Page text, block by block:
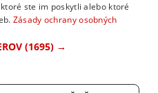
vyhradené.
ste im poskytli alebo ktoré
Zásady ochrany osobných
(1695) →